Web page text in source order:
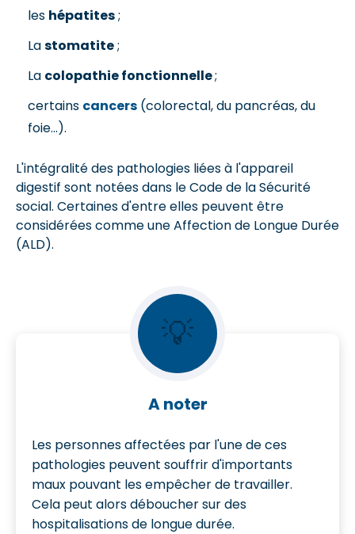
les hépatites;
Lastomatite;
La colopathie fonctionnelle;
certains cancers (colorectal, du pancréas, du
foie...).
L'intégralité des pathologies liées à l'appareil
digestif sont notées dans le Code de la Sécurité
social. Certaines d'entre elles peuvent être
considérées comme une Affection de Longue Durée
(ALD).
💡
A noter
Les personnes affectées par l'une de ces
pathologies peuvent souffrir d'importants
maux pouvant les empêcher de travailler.
Cela peut alors déboucher sur des
hospitalisations de longue durée.